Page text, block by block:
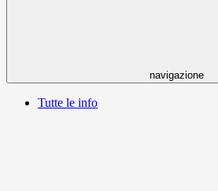
navigazione
Tutte le info